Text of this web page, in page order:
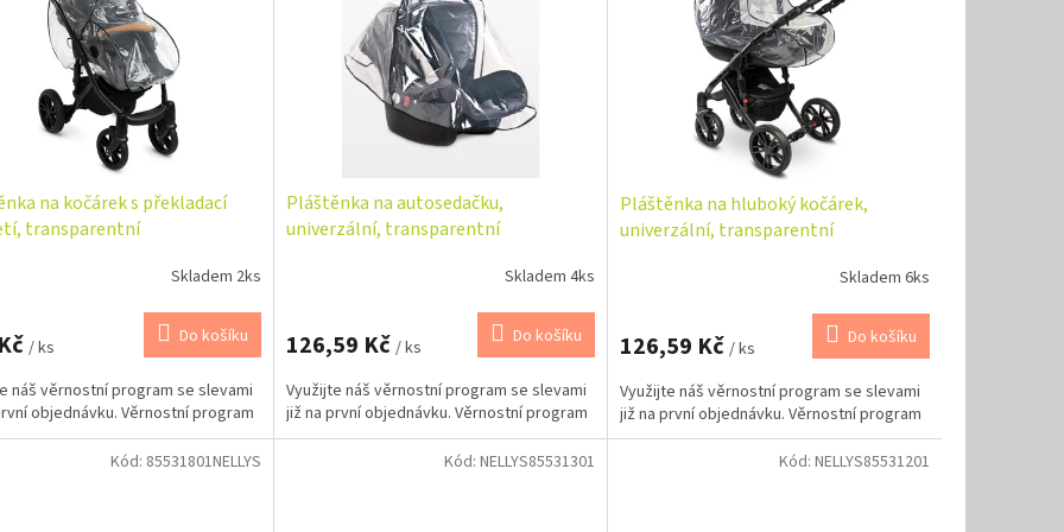
na kočárek s překladací
transparentní
Skladem 2ks
/ ks Do košíku
náš věrnostní program se slevami
objednávku. Věrnostní program
Pláštěnka na autosedačku,
univerzální, transparentní
Skladem 4ks
126,59 Kč / ks Do košíku
Využijte náš věrnostní program se slevami
již na první objednávku. Věrnostní program
Pláštěnka na hluboký kočárek,
univerzální, transparentní
Skladem 6ks
126,59 Kč / ks Do košíku
Využijte náš věrnostní program se slevami
již na první objednávku. Věrnostní program
Kód: 85531801NELLYS Kód: NELLYS85531301 Kód: NELLYS85531201